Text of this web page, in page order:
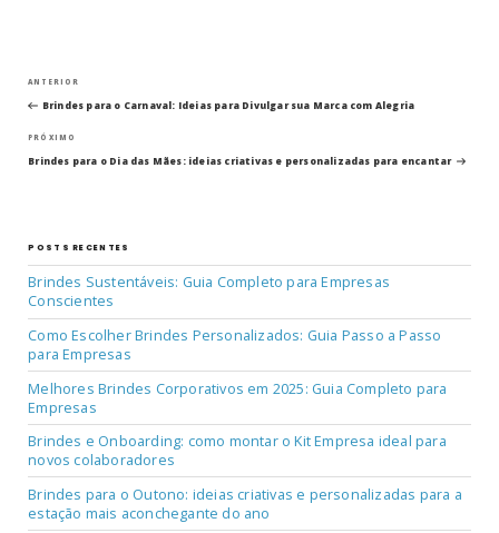
Navegação
de
Post
Post
anterior
ANTERIOR
Brindes para o Carnaval: Ideias para Divulgar sua Marca com Alegria
Próximo
post
PRÓXIMO
Brindes para o Dia das Mães: ideias criativas e personalizadas para encantar
POSTS RECENTES
Brindes Sustentáveis: Guia Completo para Empresas
Conscientes
Como Escolher Brindes Personalizados: Guia Passo a Passo
para Empresas
Melhores Brindes Corporativos em 2025: Guia Completo para
Empresas
Brindes e Onboarding: como montar o Kit Empresa ideal para
novos colaboradores
Brindes para o Outono: ideias criativas e personalizadas para a
estação mais aconchegante do ano